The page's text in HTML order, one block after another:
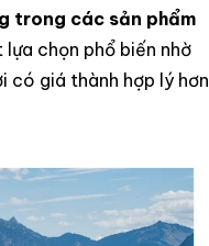
trong các sản phẩm
chọn phổ biến nhờ
có giá thành hợp lý hơn